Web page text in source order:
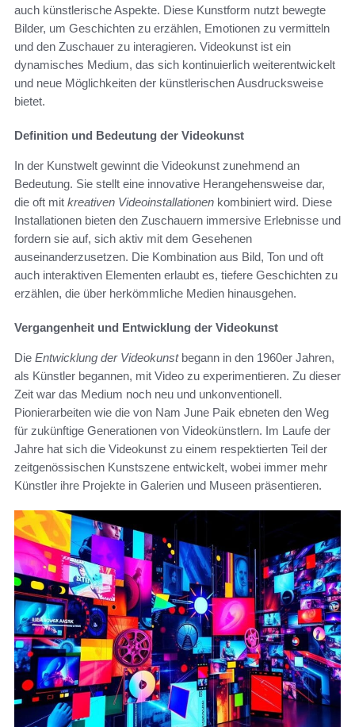
auch künstlerische Aspekte. Diese Kunstform nutzt bewegte
Bilder, um Geschichten zu erzählen, Emotionen zu vermitteln
und den Zuschauer zu interagieren. Videokunst ist ein
dynamisches Medium, das sich kontinuierlich weiterentwickelt
und neue Möglichkeiten der künstlerischen Ausdrucksweise
bietet.
Definition und Bedeutung der Videokunst
In der Kunstwelt gewinnt die Videokunst zunehmend an
Bedeutung. Sie stellt eine innovative Herangehensweise dar,
die oft mit kreativen Videoinstallationen kombiniert wird. Diese
Installationen bieten den Zuschauern immersive Erlebnisse und
fordern sie auf, sich aktiv mit dem Gesehenen
auseinanderzusetzen. Die Kombination aus Bild, Ton und oft
auch interaktiven Elementen erlaubt es, tiefere Geschichten zu
erzählen, die über herkömmliche Medien hinausgehen.
Vergangenheit und Entwicklung der Videokunst
Die Entwicklung der Videokunstbegann in den 1960er Jahren,
als Künstler begannen, mit Video zu experimentieren. Zu dieser
Zeit war das Medium noch neu und unkonventionell.
Pionierarbeiten wie die von Nam June Paik ebneten den Weg
für zukünftige Generationen von Videokünstlern. Im Laufe der
Jahre hat sich die Videokunst zu einem respektierten Teil der
zeitgenössischen Kunstszene entwickelt, wobei immer mehr
Künstler ihre Projekte in Galerien und Museen präsentieren.